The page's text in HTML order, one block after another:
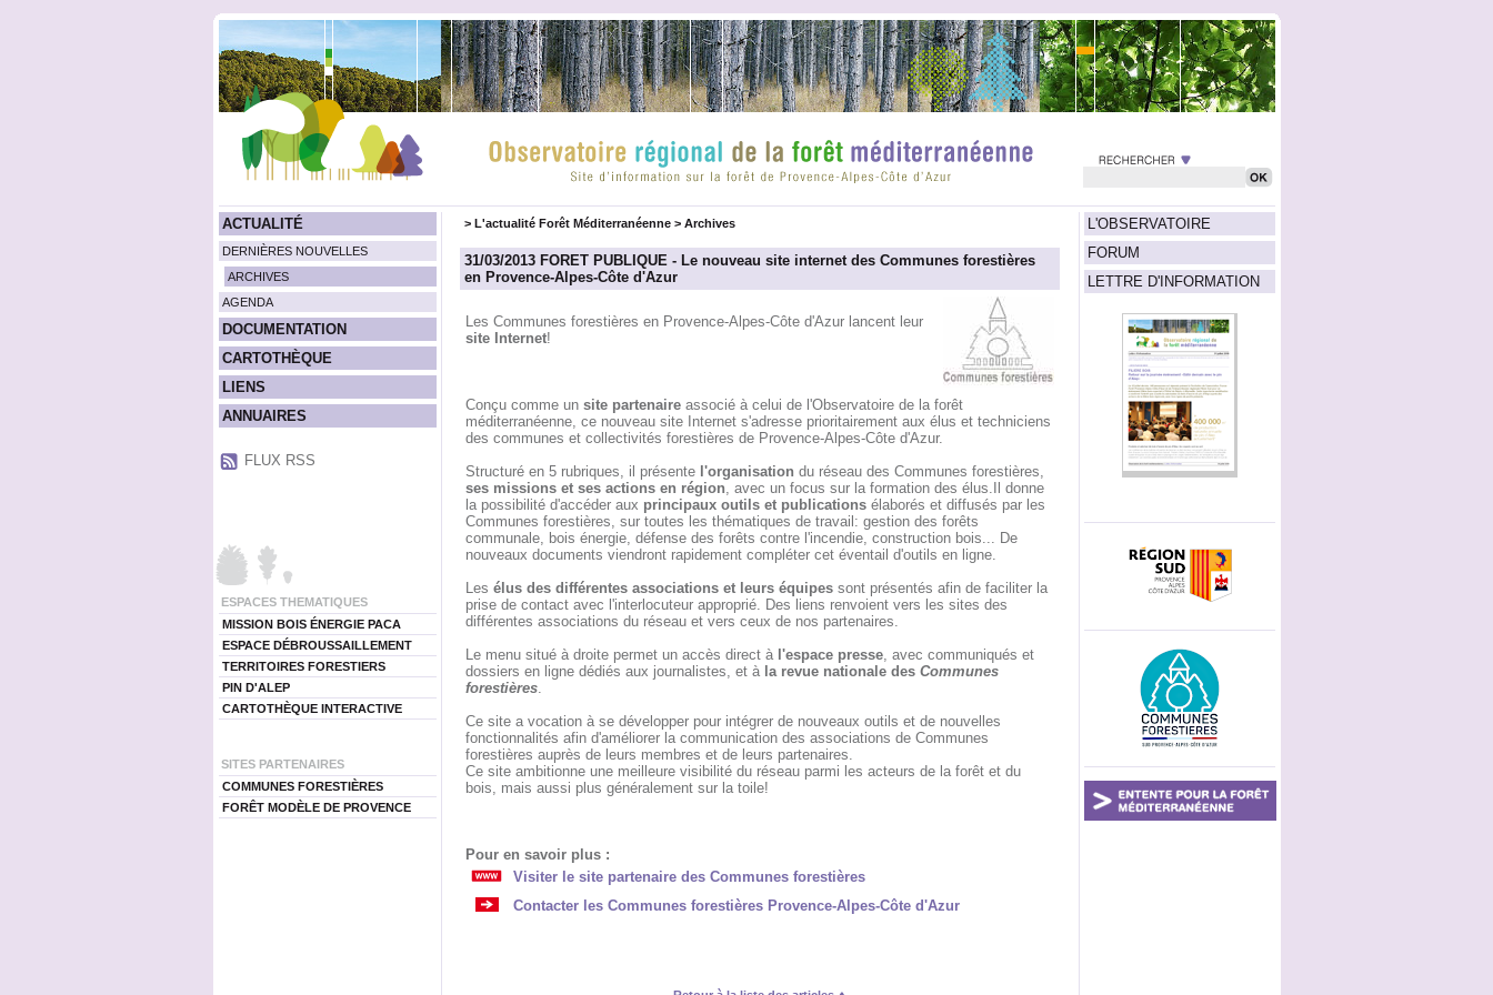
ACTUALITÉ
DERNIÈRES NOUVELLES
ARCHIVES
AGENDA
DOCUMENTATION
CARTOTHÈQUE
LIENS
ANNUAIRES
FLUX RSS
ESPACES THEMATIQUES
MISSION BOIS ÉNERGIE PACA
ESPACE DÉBROUSSAILLEMENT
TERRITOIRES FORESTIERS
PIN D'ALEP
CARTOTHÈQUE INTERACTIVE
SITES PARTENAIRES
COMMUNES FORESTIÈRES
FORÊT MODÈLE DE PROVENCE
L'OBSERVATOIRE
FORUM
LETTRE D'INFORMATION
> L'actualité Forêt Méditerranéenne> Archives
31/03/2013 FORET PUBLIQUE - Le nouveau site internet des Communes forestières
en Provence-Alpes-Côte d'Azur
Les Communes forestières en Provence-Alpes-Côte d'Azur lancent leur
site Internet!
Conçu comme un site partenaireassocié à celui de l'Observatoire de la forêt
méditerranéenne, ce nouveau site Internet s'adresse prioritairement aux élus et techniciens
des communes et collectivités forestières de Provence-Alpes-Côte d'Azur.
Structuré en 5 rubriques, il présente l'organisation du réseau des Communes forestières,
ses missions et ses actions en région, avec un focus sur la formation des élus.Il donne
la possibilité d'accéder aux principaux outils et publicationsélaborés et diffusés par les
Communes forestières, sur toutes les thématiques de travail: gestion des forêts
communale, bois énergie, défense des forêts contre l'incendie, construction bois... De
nouveaux documents viendront rapidement compléter cet éventail d'outils en ligne.
Les élus des différentes associations et leurs équipessont présentés afin de faciliter la
prise de contact avec l'interlocuteur approprié. Des liens renvoient vers les sites des
différentes associations du réseau et vers ceux de nos partenaires.
Le menu situé à droite permet un accès direct à l'espace presse, avec communiqués et
dossiers en ligne dédiés aux journalistes, et à la revue nationale des Communes
forestières.
Ce site a vocation à se développer pour intégrer de nouveaux outils et de nouvelles
fonctionnalités afin d'améliorer la communication des associations de Communes
forestières auprès de leurs membres et de leurs partenaires.
Ce site ambitionne une meilleure visibilité du réseau parmi les acteurs de la forêt et du
bois, mais aussi plus généralement sur la toile!
Pour en savoir plus :
Visiter le site partenaire des Communes forestières
Contacter les Communes forestières Provence-Alpes-Côte d'Azur